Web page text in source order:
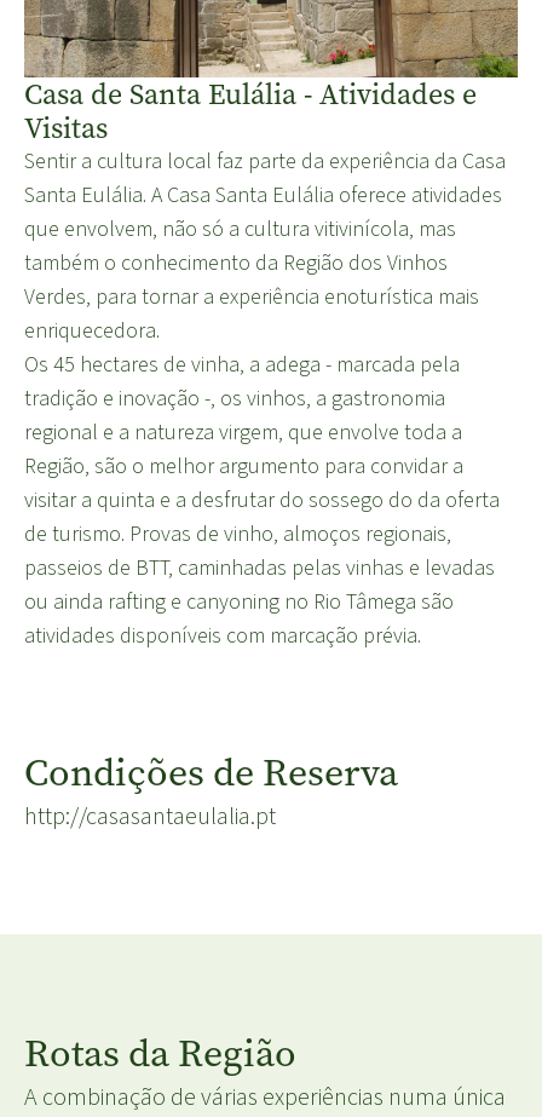
Casa de Santa Eulália - Atividades e
Visitas
Sentir a cultura local faz parte da experiência da Casa
Santa Eulália. A Casa Santa Eulália oferece atividades
que envolvem, não só a cultura vitivinícola, mas
também o conhecimento da Região dos Vinhos
Verdes, para tornar a experiência enoturística mais
enriquecedora.
Os 45 hectares de vinha, a adega - marcada pela
tradição e inovação -, os vinhos, a gastronomia
regional e a natureza virgem, que envolve toda a
Região, são o melhor argumento para convidar a
visitar a quinta e a desfrutar do sossego do da oferta
de turismo. Provas de vinho, almoços regionais,
passeios de BTT, caminhadas pelas vinhas e levadas
ou ainda rafting e canyoning no Rio Tâmega são
atividades disponíveis com marcação prévia.
Condições de Reserva
http://casasantaeulalia.pt
Rotas da Região
A combinação de várias experiências numa única